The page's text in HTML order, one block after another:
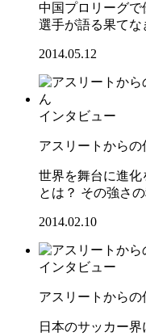
中国プロリーグ
選手が語る果てな
2014.05.12
インタビュー
アスリートから
世界を舞台に進
とは？ その強さ
2014.02.10
インタビュー
アスリートから
日本のサッカー